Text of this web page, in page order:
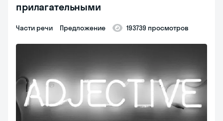
прилагательными
части речи предложение 193739 просмотров